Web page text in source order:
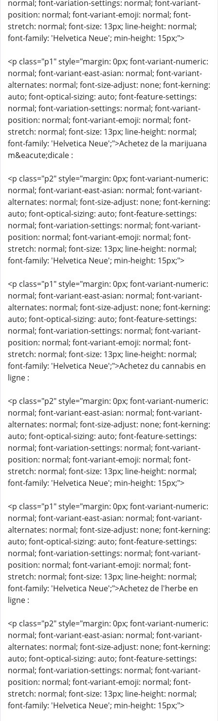
normal; font-variation-settings: normal; font-variant-
position: normal; font-variant-emoji: normal; font-
stretch: normal; font-size: 13px; line-height: normal;
font-family: 'Helvetica Neue'; min-height: 15px;">
<p class="p1" style="margin: 0px; font-variant-numeric:
normal; font-variant-east-asian: normal; font-variant-
alternates: normal; font-size-adjust: none; font-kerning:
auto; font-optical-sizing: auto; font-feature-settings:
normal; font-variation-settings: normal; font-variant-
position: normal; font-variant-emoji: normal; font-
stretch: normal; font-size: 13px; line-height: normal;
font-family: 'Helvetica Neue';">Achetez de la marijuana
m&eacute;dicale :
<p class="p2" style="margin: 0px; font-variant-numeric:
normal; font-variant-east-asian: normal; font-variant-
alternates: normal; font-size-adjust: none; font-kerning:
auto; font-optical-sizing: auto; font-feature-settings:
normal; font-variation-settings: normal; font-variant-
position: normal; font-variant-emoji: normal; font-
stretch: normal; font-size: 13px; line-height: normal;
font-family: 'Helvetica Neue'; min-height: 15px;">
<p class="p1" style="margin: 0px; font-variant-numeric:
normal; font-variant-east-asian: normal; font-variant-
alternates: normal; font-size-adjust: none; font-kerning:
auto; font-optical-sizing: auto; font-feature-settings:
normal; font-variation-settings: normal; font-variant-
position: normal; font-variant-emoji: normal; font-
stretch: normal; font-size: 13px; line-height: normal;
font-family: 'Helvetica Neue';">Achetez du cannabis en
ligne :
<p class="p2" style="margin: 0px; font-variant-numeric:
normal; font-variant-east-asian: normal; font-variant-
alternates: normal; font-size-adjust: none; font-kerning:
auto; font-optical-sizing: auto; font-feature-settings:
normal; font-variation-settings: normal; font-variant-
position: normal; font-variant-emoji: normal; font-
stretch: normal; font-size: 13px; line-height: normal;
font-family: 'Helvetica Neue'; min-height: 15px;">
<p class="p1" style="margin: 0px; font-variant-numeric:
normal; font-variant-east-asian: normal; font-variant-
alternates: normal; font-size-adjust: none; font-kerning:
auto; font-optical-sizing: auto; font-feature-settings:
normal; font-variation-settings: normal; font-variant-
position: normal; font-variant-emoji: normal; font-
stretch: normal; font-size: 13px; line-height: normal;
font-family: 'Helvetica Neue';">Achetez de l'herbe en
ligne :
<p class="p2" style="margin: 0px; font-variant-numeric:
normal; font-variant-east-asian: normal; font-variant-
alternates: normal; font-size-adjust: none; font-kerning:
auto; font-optical-sizing: auto; font-feature-settings:
normal; font-variation-settings: normal; font-variant-
position: normal; font-variant-emoji: normal; font-
stretch: normal; font-size: 13px; line-height: normal;
font-family: 'Helvetica Neue'; min-height: 15px;">